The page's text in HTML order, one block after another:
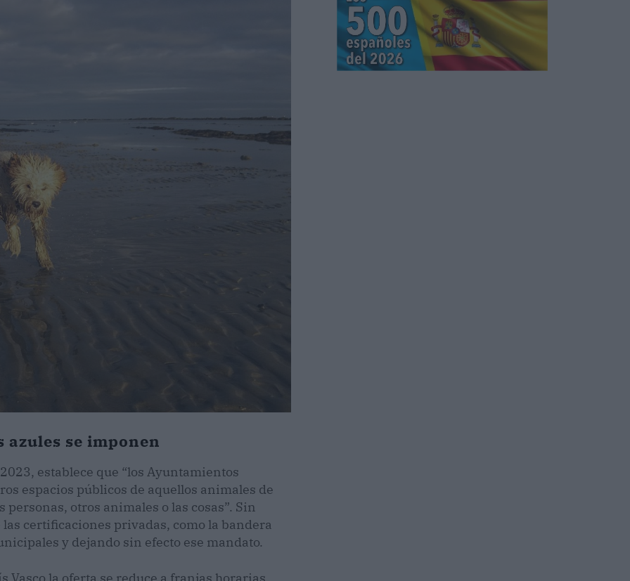
azules se imponen
establece que “los Ayuntamientos
espacios públicos de aquellos animales de
otros animales o las cosas”. Sin
certificaciones privadas, como la bandera
y dejando sin efecto ese mandato.